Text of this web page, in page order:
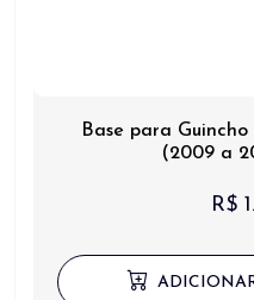
Base para
(2009 a
R$